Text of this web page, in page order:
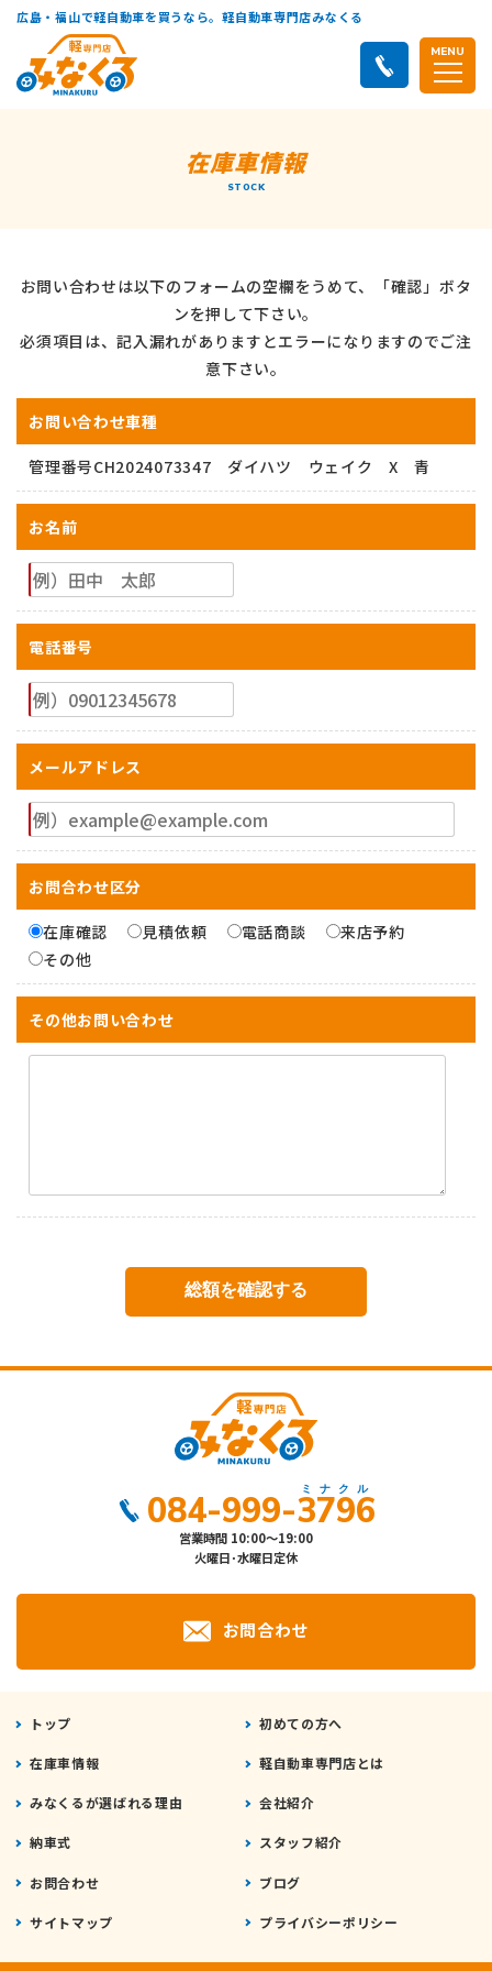
広島・福山で軽自動車を買うなら。軽自動車専門店みなくる
MENU
在庫車情報
STOCK
お問い合わせは以下のフォームの空欄をうめて、「確認」ボタ
ンを押して下さい。
必須項目は、記入漏れがありますとエラーになりますのでご注
意下さい。
お問い合わせ車種
管理番号CH2024073347 ダイハツ ウェイク X 青
お名前
電話番号
メールアドレス
お問合わせ区分
在庫確認 見積依頼 電話商談
来店予約
その他
その他お問い合わせ
084-999-3796
営業時間 10:00～19:00
火曜日･水曜日定休
お問合わせ
トップ 初めての方へ
在庫車情報 軽自動車専門店とは
みなくるが選ばれる理由 会社紹介
納車式 スタッフ紹介
お問合わせ ブログ
サイトマップ プライバシーポリシー